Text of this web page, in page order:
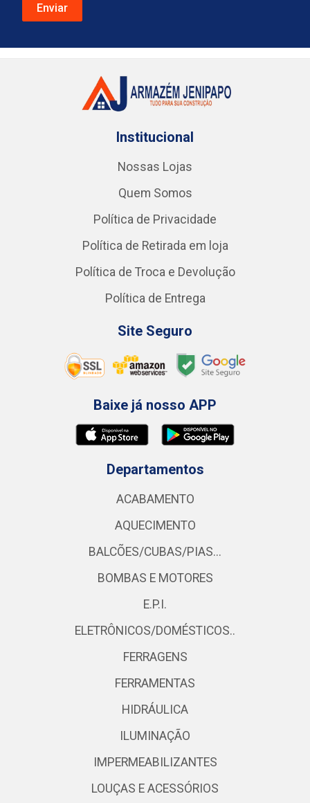
Institucional
Nossas Lojas
Quem Somos
Política de Privacidade
Política de Retirada em loja
Política de Troca e Devolução
Política de Entrega
Site Seguro
Baixe já nosso APP
Departamentos
ACABAMENTO
AQUECIMENTO
BALCÕES/CUBAS/PIAS...
BOMBAS E MOTORES
E.P.I.
ELETRÔNICOS/DOMÉSTICOS..
FERRAGENS
FERRAMENTAS
HIDRÁULICA
ILUMINAÇÃO
IMPERMEABILIZANTES
LOUÇAS E ACESSÓRIOS